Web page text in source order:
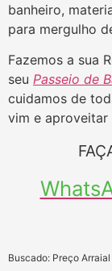
banheiro,
para mergulho
Fazemos a sua
seu Passeio de
cuidamos de
vim e aproveitar
Buscado: Preço